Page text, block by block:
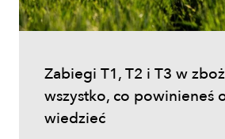
Zabiegi T1, T2 i T3 w
wszystko, co powinieneś
wiedzieć